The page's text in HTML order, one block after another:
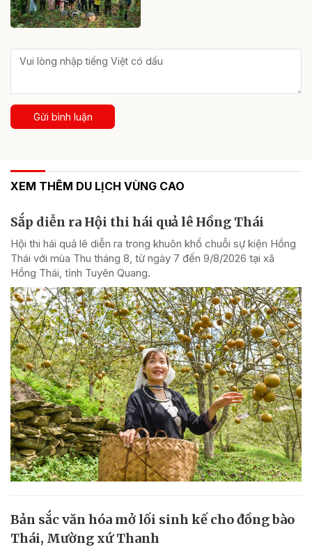
Gửi bình luận
XEM THÊM DU LỊCH VÙNG CAO
Sắp diễn ra Hội thi hái quả lê Hồng Thái
Hội thi hái quả lê diễn ra trong khuôn khổ chuỗi sự kiện Hồng
Thái với mùa Thu tháng 8, từ ngày 7 đến 9/8/2026 tại xã
Hồng Thái, tỉnh Tuyên Quang.
Bản sắc văn hóa mở lối sinh kế cho đồng bào
Thái, Mường xứ Thanh